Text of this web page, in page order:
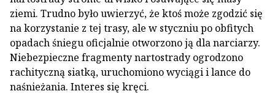
ziemi. Trudno było uwierzyć, że ktoś może zgodzić się
na korzystanie z tej trasy, ale w styczniu po obfitych
opadach śniegu oficjalnie otworzono ją dla narciarzy.
Niebezpieczne fragmenty nartostrady ogrodzono
rachityczną siatką, uruchomiono wyciągi i lance do
naśnieżania. Interes się kręci.